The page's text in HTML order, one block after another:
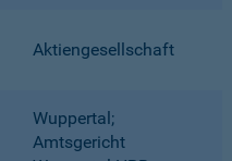
Aktiengesellschaft
Wuppertal;
Amtsgericht